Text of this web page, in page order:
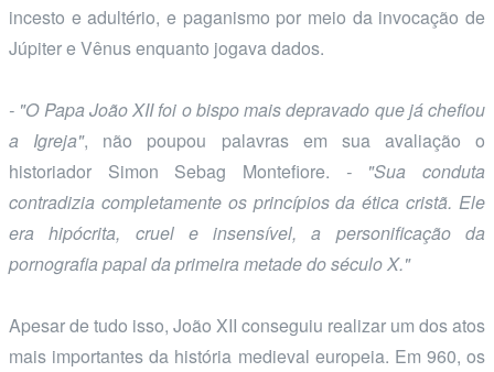
incesto e adultério, e paganismo por meio da invocação de
Júpiter e Vênus enquanto jogava dados.
- "O Papa João XII foi o bispo mais depravado que já chefiou
a Igreja", não poupou palavras em sua avaliação o
historiador Simon Sebag Montefiore. - "Sua conduta
contradizia completamente os princípios da ética cristã. Ele
era hipócrita, cruel e insensível, a personificação da
pornografia papal da primeira metade do século X."
Apesar de tudo isso, João XII conseguiu realizar um dos atos
mais importantes da história medieval europeia. Em 960, os